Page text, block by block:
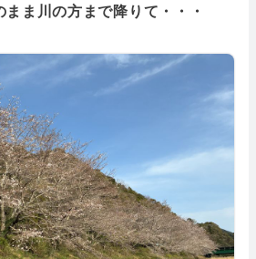
ま川の方まで降りて・・・